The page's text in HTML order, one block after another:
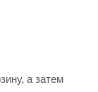
а затем